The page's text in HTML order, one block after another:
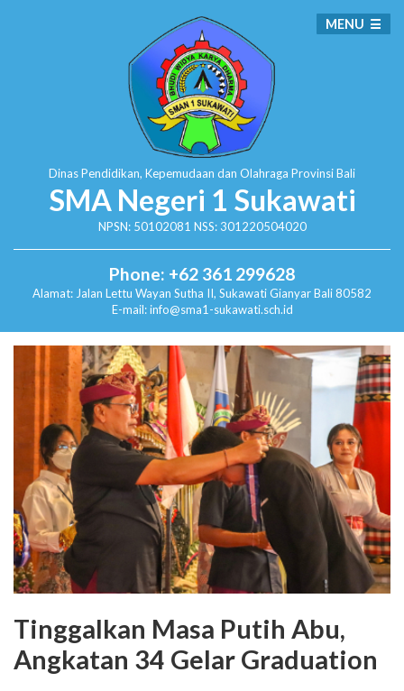
Dinas Pendidikan, Kepemudaan dan Olahraga Provinsi Bali
SMA Negeri 1 Sukawati
NPSN: 50102081 NSS: 301220504020
Phone: +62 361 299628
Alamat: Jalan Lettu Wayan Sutha II, SukawatiGianyar Bali 80582
E-mail: info@sma1-sukawati.sch.id
MENU
Tinggalkan Masa Putih Abu,
Angkatan 34 Gelar Graduation